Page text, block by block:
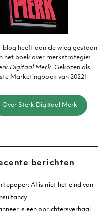
blog heeft aan de wieg gestaan
het boek over merkstrategie:
Digitaal Merk. Gekozen als
Marketingboek van 2022!
Over Sterk Digitaal Merk
berichten
AI is niet het eind van
is een oprichtersverhaal